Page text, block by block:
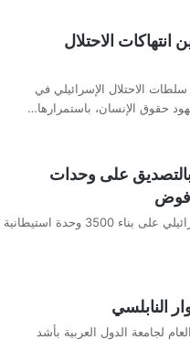
الاحتلال
الاحتلال الإسرائيلي في
حقوق الإنسان، باستمرارها…
بالتصديق على وحدات
أدان البرلمان العربي تصديق كيان الاحتلال الإسرائيلي على بناء 3500 وحدة استيطانية
النابلسي
لجامعة الدول العربية بأشد